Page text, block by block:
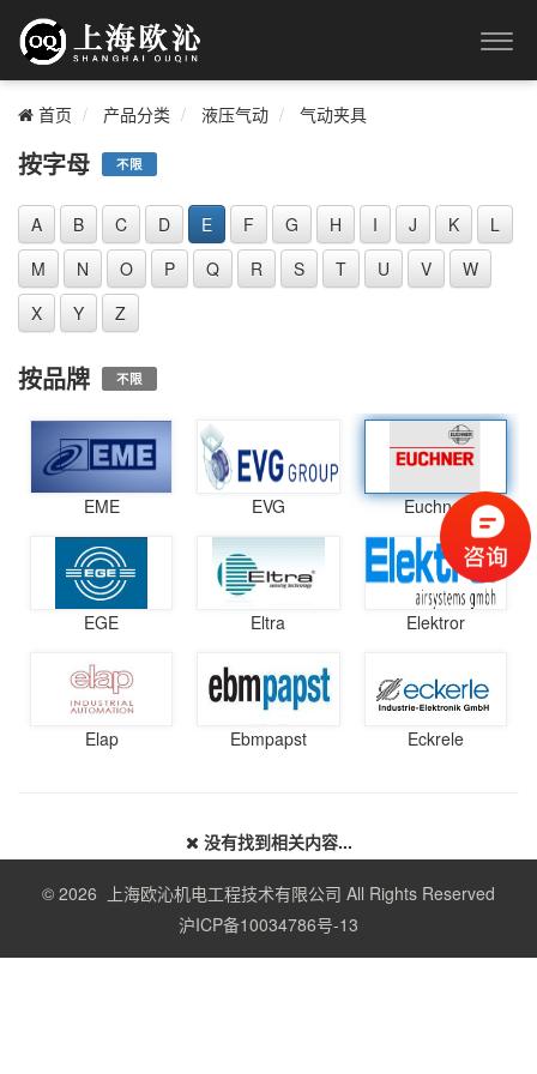
首页 产品分类 液压气动 气动夹具
按字母 不限
A B C D E F G H I J K
L
M
N O P Q R S T U V
W
X
Y Z
按品牌 不限
EME EVG Euchner
EGE Eltra Elektror
Elap Ebmpapst Eckrele
没有找到相关内容...
© 2026 上海欧沁机电工程技术有限公司 All Rights Reserved
沪ICP备10034786号-13